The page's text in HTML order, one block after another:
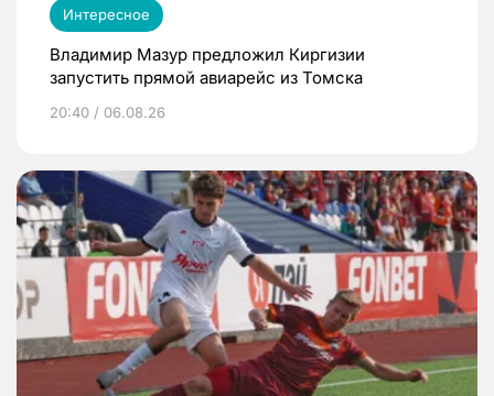
Интересное
Владимир Мазур предложил Киргизии
запустить прямой авиарейс из Томска
20:40 / 06.08.26